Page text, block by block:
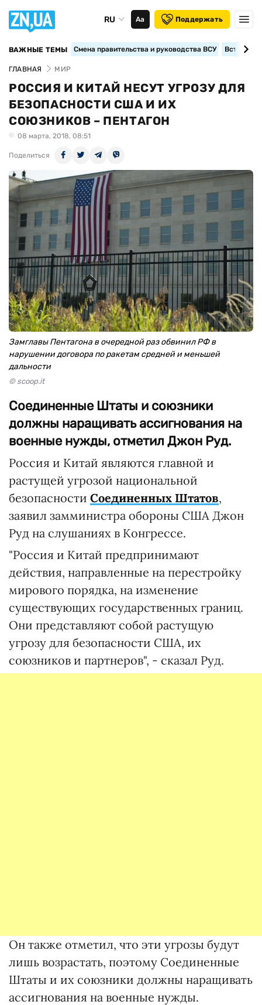
RU Аа Поддержать
ВАЖНЫЕ ТЕМЫ Смена правительства и руководства ВСУ
ГЛАВНАЯ МИР
РОССИЯ И КИТАЙ НЕСУТ УГРОЗУ ДЛЯ
БЕЗОПАСНОСТИ США И ИХ
СОЮЗНИКОВ – ПЕНТАГОН
08 марта, 2018, 08:51
Поделиться
Замглавы Пентагона в очередной раз обвинил РФ в
нарушении договора по ракетам средней и меньшей
дальности
© scoop.it
Соединенные Штаты и союзники
должны наращивать ассигнования на
военные нужды, отметил Джон Руд.
Россия и Китай являются главной и
растущей угрозой национальной
безопасности Соединенных Штатов,
заявил замминистра обороны США Джон
Руд на слушаниях в Конгрессе.
"Россия и Китай предпринимают
действия, направленные на перестройку
мирового порядка, на изменение
существующих государственных границ.
Они представляют собой растущую
угрозу для безопасности США, их
союзников и партнеров", - сказал Руд.
Он также отметил, что эти угрозы будут
лишь возрастать, поэтому Соединенные
Штаты и их союзники должны наращивать
ассигнования на военные нужды.